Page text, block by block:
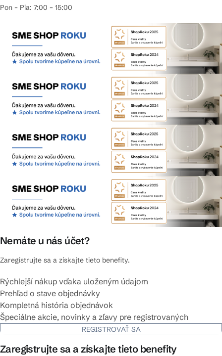
Pon – Pia: 7:00 – 15:00
Nemáte u nás účet?
Zaregistrujte sa a získajte tieto benefity.
Rýchlejší nákup vďaka uloženým údajom
Prehľad o stave objednávky
Kompletná história objednávok
Špeciálne akcie, novinky a zľavy pre registrovaných
REGISTROVAŤ SA
Zaregistrujte sa a získajte tieto benefity